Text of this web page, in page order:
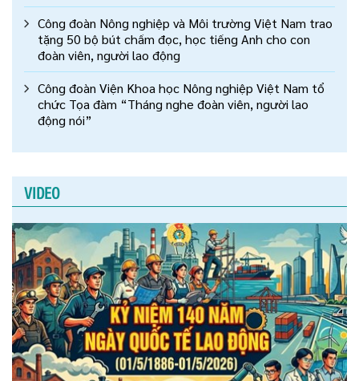
Công đoàn Nông nghiệp và Môi trường Việt Nam trao
tặng 50 bộ bút chấm đọc, học tiếng Anh cho con
đoàn viên, người lao động
Công đoàn Viện Khoa học Nông nghiệp Việt Nam tổ
chức Tọa đàm “Tháng nghe đoàn viên, người lao
động nói”
VIDEO